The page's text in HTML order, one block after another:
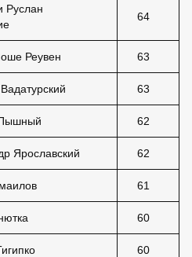
Руслан
64
Реувен 63
63
62
Ярославский 62
61
60
60